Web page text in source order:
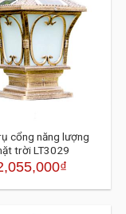
cổng năng lượng
trời LT3029
₫